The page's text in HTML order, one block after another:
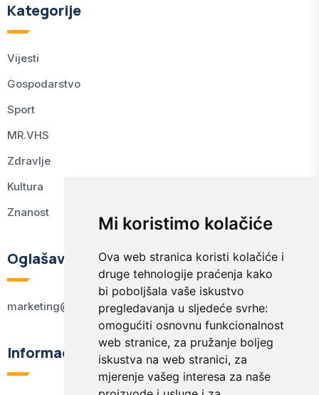
Mi koristimo kolačiće
Ova web stranica koristi kolačiće i
druge tehnologije praćenja kako
bi poboljšala vaše iskustvo
pregledavanja u sljedeće svrhe:
omogućiti osnovnu funkcionalnost
web stranice, za pružanje boljeg
iskustva na web stranici, za
mjerenje vašeg interesa za naše
Kategorije
Vijesti
Gospodarstvo
Sport
MR.VHS
Zdravlje
Kultura
Znanost
Oglašavanje
marketing@kodex.hr
Informacije